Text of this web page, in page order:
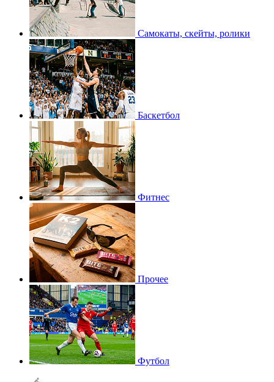
Самокаты, скейты, ролики
Баскетбол
Фитнес
Прочее
Футбол